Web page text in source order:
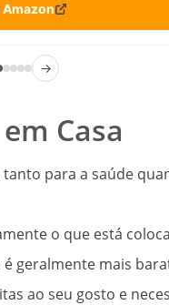
Amazon
→
Casa
para a saúde
o que está
geralmente mais
ao seu gosto e